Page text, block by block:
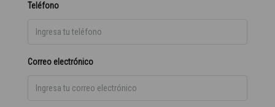
Teléfono
Correo electrónico